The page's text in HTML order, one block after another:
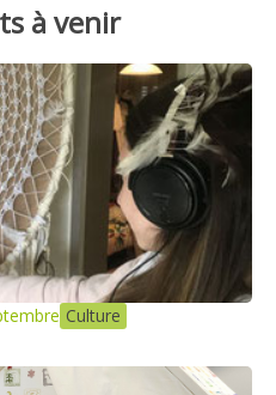
à venir
Culture